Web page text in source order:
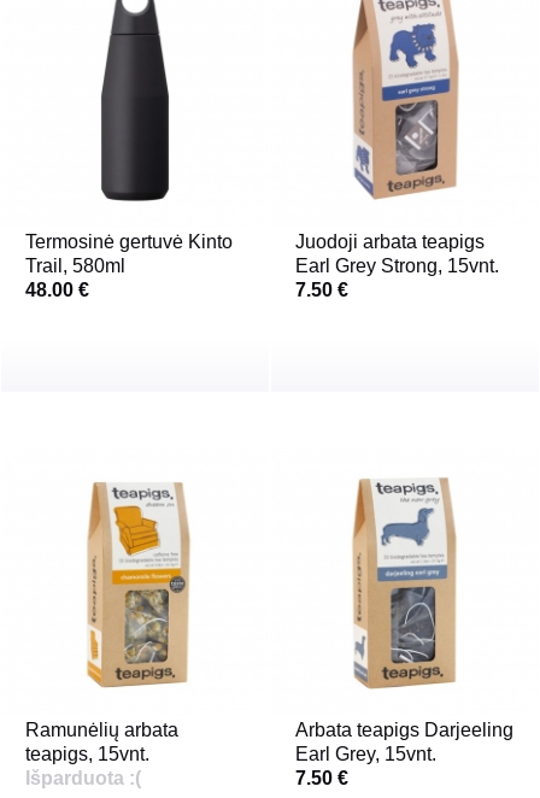
Termosinė gertuvė Kinto
Trail, 580ml
48.00 €
Juodoji arbata teapigs
Earl Grey Strong, 15vnt.
7.50 €
Ramunėlių arbata
teapigs, 15vnt.
Išparduota :(
Arbata teapigs Darjeeling
Earl Grey, 15vnt.
7.50 €